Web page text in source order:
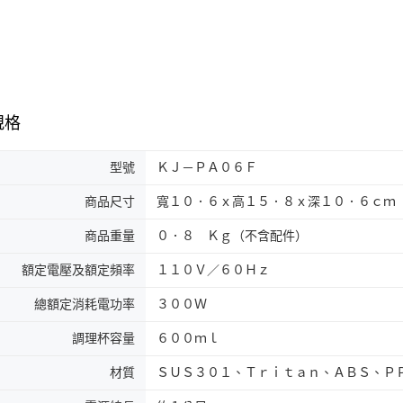
格
型號 ＫＪ－ＰＡ０６Ｆ
商品尺寸 寬１０．６ｘ高１５．８ｘ深１０．６ｃｍ
商品重量 ０．８ Ｋｇ（不含配件）
額定電壓及額定頻率 １１０Ｖ／６０Ｈｚ
總額定消耗電功率 ３００Ｗ
調理杯容量 ６００ｍｌ
材質 ＳＵＳ３０１、Ｔｒｉｔａｎ、ＡＢＳ、Ｐ